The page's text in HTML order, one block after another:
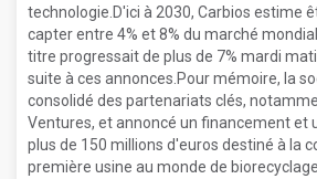
technologie.D'ici à 2030, Carbios estime
capter entre 4% et 8% du marché
titre progressait de plus de 7% mardi
suite à ces annonces.Pour mémoire, la
consolidé des partenariats clés,
Ventures, et annoncé un financement et
plus de 150 millions d'euros destiné à la
première usine au monde de